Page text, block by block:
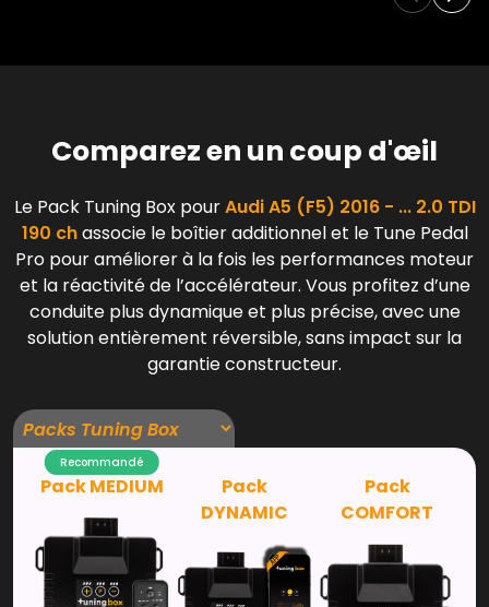
Comparez en un coup d'œil
Le Pack Tuning Box pourAudi A5 (F5) 2016 - ... 2.0 TDI
190 chassocie le boîtier additionnel et le Tune Pedal
Pro pour améliorer à la fois les performances moteur
et la réactivité de l’accélérateur. Vous profitez d’une
conduite plus dynamique et plus précise, avec une
solution entièrement réversible, sans impact sur la
garantie constructeur.
Recommandé
Pack MEDIUM
Pack
DYNAMIC
Pack
COMFORT